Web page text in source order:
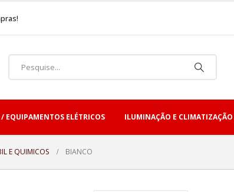
EQUIPAMENTOS ELÉTRICOS ILUMINAÇÃO E CLIMATIZAÇÃO
E QUIMICOS BIANCO